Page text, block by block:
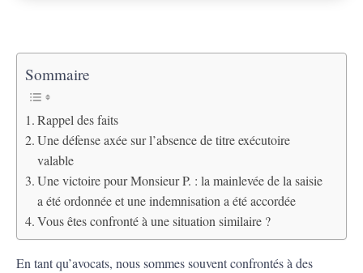
Sommaire
Rappel des faits
Une défense axée sur l’absence de titre exécutoire
valable
Une victoire pour Monsieur P. : la mainlevée de la saisie
a été ordonnée et une indemnisation a été accordée
Vous êtes confronté à une situation similaire ?
En tant qu’avocats, nous sommes souvent confrontés à des